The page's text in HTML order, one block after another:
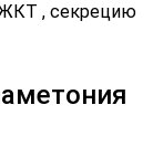
ЖКТ , секрецию